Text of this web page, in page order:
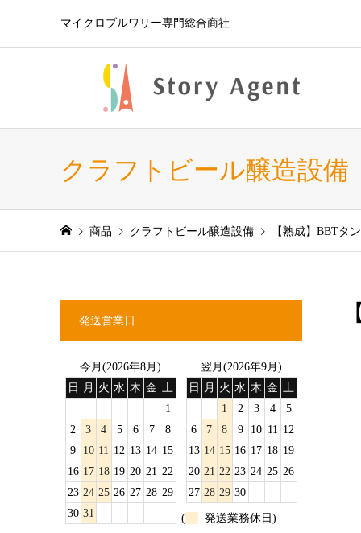
マイクロブルワリー専門総合商社
クラフトビール醸造設備
商品 クラフトビール醸造設備 【熟成】BBTタ
発送営業日
今月(2026年8月)
日
月 火 水 木 金 土
1
2
3 4 5 6 7
8
9
10 11 12 13 14 15
16 17 18 19 20 21 22
23 24 25 26 27 28 29
30 31
翌月(2026年9月)
日
月 火 水 木 金 土
1
2 3 4
5
6
7 8 9 10 11 12
13 14 15 16 17 18 19
20 21 22 23 24 25 26
27 28 29 30
( 発送業務休日)